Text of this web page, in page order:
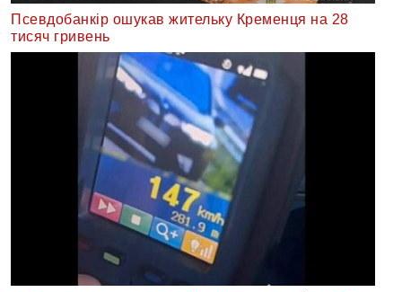
Псевдобанкір ошукав жительку Кременця на 28
тисяч гривень